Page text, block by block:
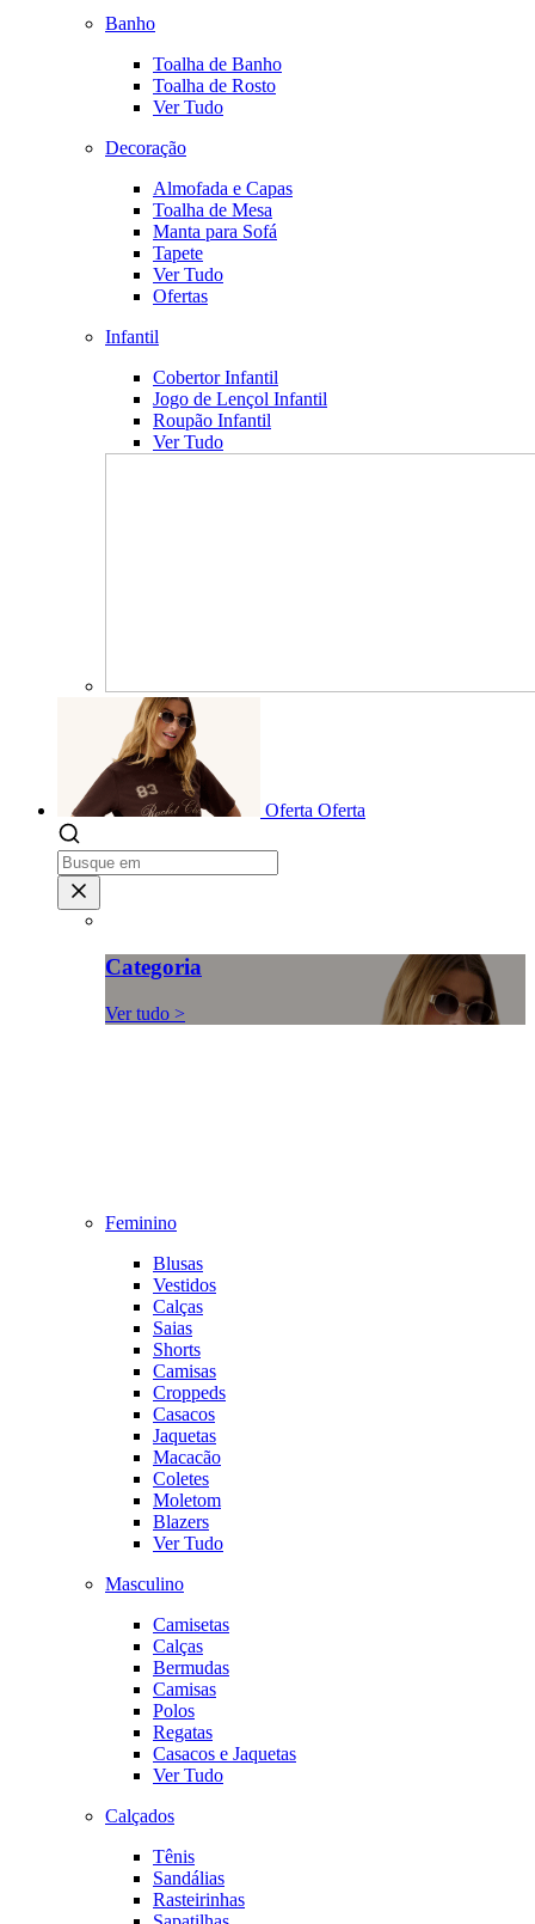
Banho
Toalha de Banho
Toalha de Rosto
Ver Tudo
Decoração
Almofada e Capas
Toalha de Mesa
Manta para Sofá
Tapete
Ver Tudo
Ofertas
Infantil
Cobertor Infantil
Jogo de Lençol Infantil
Roupão Infantil
Ver Tudo
Oferta Oferta
Categoria
Ver tudo >
Feminino
Blusas
Vestidos
Calças
Saias
Shorts
Camisas
Croppeds
Casacos
Jaquetas
Macacão
Coletes
Moletom
Blazers
Ver Tudo
Masculino
Camisetas
Calças
Bermudas
Camisas
Polos
Regatas
Casacos e Jaquetas
Ver Tudo
Calçados
Tênis
Sandálias
Rasteirinhas